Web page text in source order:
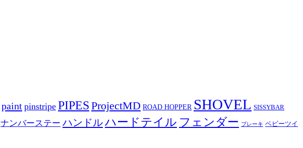
paint pinstripe PIPES ProjectMD ROAD HOPPER SHOVEL SISSYBAR
ナンバーステー ハンドルハードテイル フェンダー ブレーキ ベビーツイ